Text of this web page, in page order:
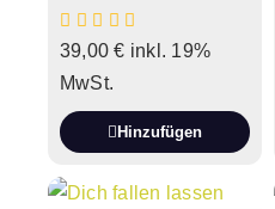
39,00€ inkl. 19%
MwSt.
Hinzufügen